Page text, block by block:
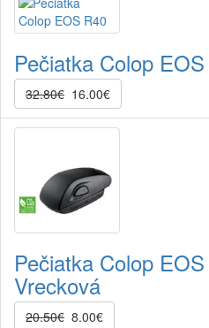
Pečiatka Colop
32.80€ 16.00€
Pečiatka Colop
Vrecková
20.50€ 8.00€